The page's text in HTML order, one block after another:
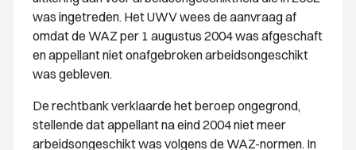
was ingetreden. Het UWV wees de aanvraag af
omdat de WAZ per 1 augustus 2004 was afgeschaft
en appellant niet onafgebroken arbeidsongeschikt
was gebleven.
De rechtbank verklaarde het beroep ongegrond,
stellende dat appellant na eind 2004 niet meer
arbeidsongeschikt was volgens de WAZ-normen. In